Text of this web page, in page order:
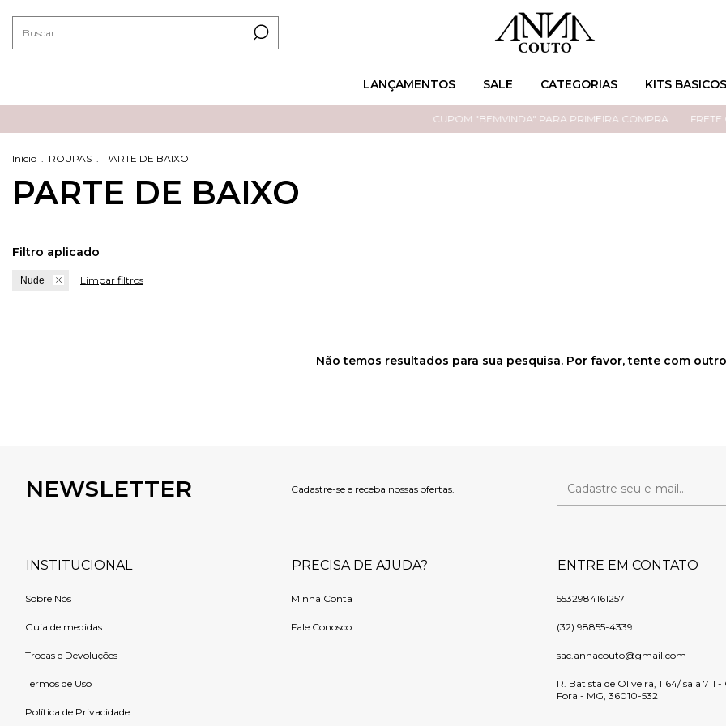
LANÇAMENTOS SALE CATEGORIAS KITS BASICOS
CUPOM "BEMVINDA" PARA PRIMEIRA COMPRA FRETE
Início . ROUPAS . PARTE DE BAIXO
PARTE DE BAIXO
Filtro aplicado
Nude Limpar filtros
Não temos resultados para sua pesquisa. Por favor, tente com
NEWSLETTER Cadastre-se e receba nossas ofertas.
INSTITUCIONAL
Sobre Nós
Guia de medidas
Trocas e Devoluções
Termos de Uso
Política de Privacidade
PRECISA DE AJUDA?
Minha Conta
Fale Conosco
ENTRE EM CONTATO
5532984161257
(32) 98855-4339
sac.annacouto@gmail.com
R. Batista de Oliveira, 1164/ sala 711
Fora - MG, 36010-532